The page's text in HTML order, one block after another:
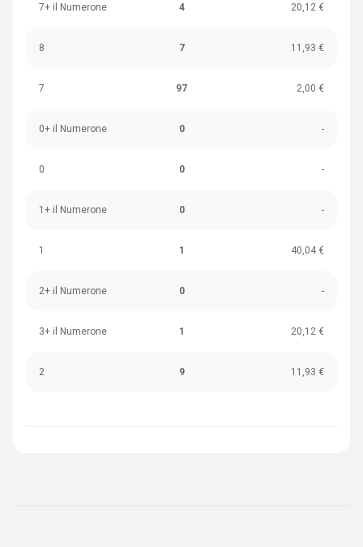
7+ il Numerone 4 20,12 €
8 7 11,93 €
7 97 2,00 €
0+ il Numerone 0 -
0 0 -
1+ il Numerone 0 -
1 1 40,04 €
2+ il Numerone 0 -
3+ il Numerone 1 20,12 €
2 9 11,93 €